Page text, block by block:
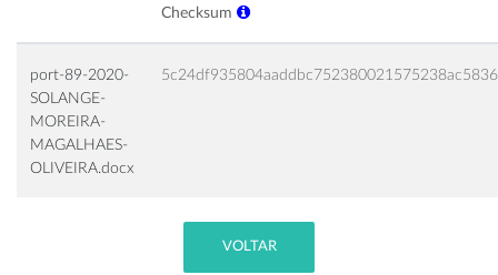
Checksum
port-89-2020-
SOLANGE-
MOREIRA-
MAGALHAES-
OLIVEIRA.docx
VOLTAR